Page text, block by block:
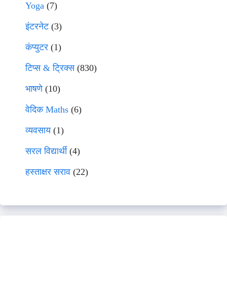
Yoga (7)
इंटरनेट(3)
कंप्युटर (1)
टिप्स & ट्रिक्स(830)
भाषणे(10)
वेदिक Maths (6)
व्यवसाय(1)
सरल विद्यार्थी(4)
हस्ताक्षर सराव (22)